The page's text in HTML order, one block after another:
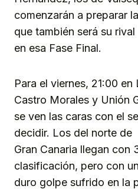
comenzarán a preparar
que también será su rival
en esa Fase Final.
Para el viernes, 21:00
Castro Morales y Unión
se ven las caras con el
decidir. Los del norte de
Gran Canaria llegan con
clasificación, pero con un
duro golpe sufrido en la